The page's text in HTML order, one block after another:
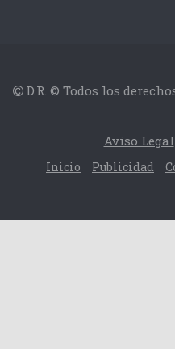
D.R. © Todos los
Aviso Legal
Inicio Publicidad